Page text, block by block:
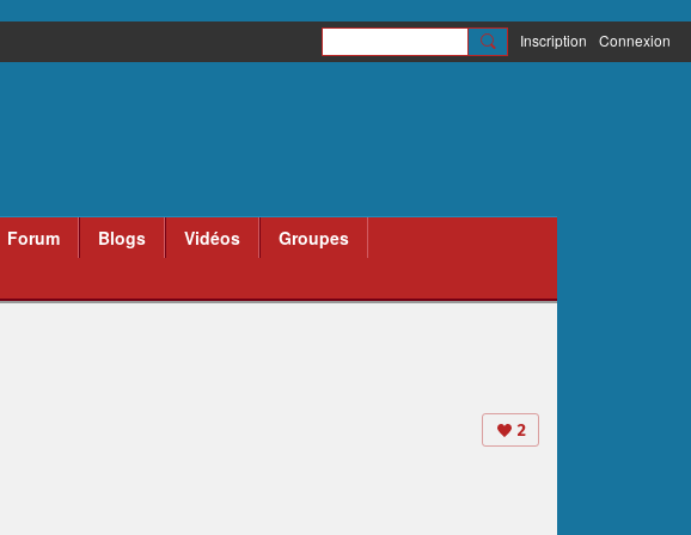
Inscription Connexion
Forum Blogs Vidéos
Groupes
2